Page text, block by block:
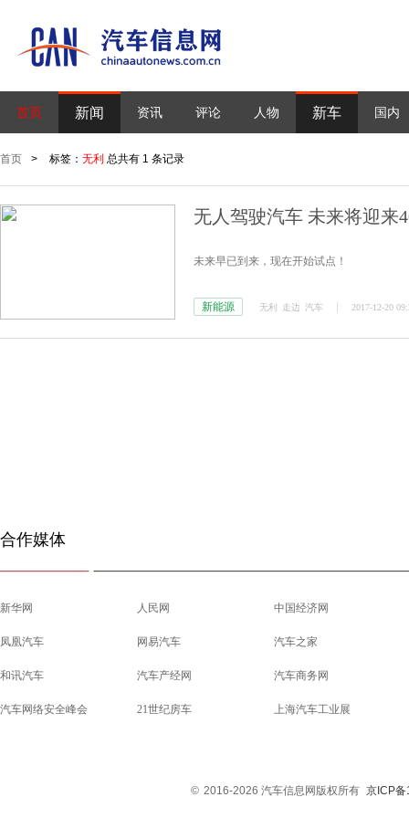
首页 新闻 资讯 评论 人物 新车 国内
首页 > 标签： 无利 总共有 1 条记录
无人驾驶汽车 未来将迎来
未来早已到来，现在开始试点！
新能源 无利 走边 汽车 2017-12-20
合作媒体
新华网 人民网 中国经济网
凤凰汽车 网易汽车 汽车之家
和讯汽车 汽车产经网 汽车商务网
汽车网络安全峰会 21世纪房车 上海汽车工业展
© 2016-2026 汽车信息网版权所有 京ICP